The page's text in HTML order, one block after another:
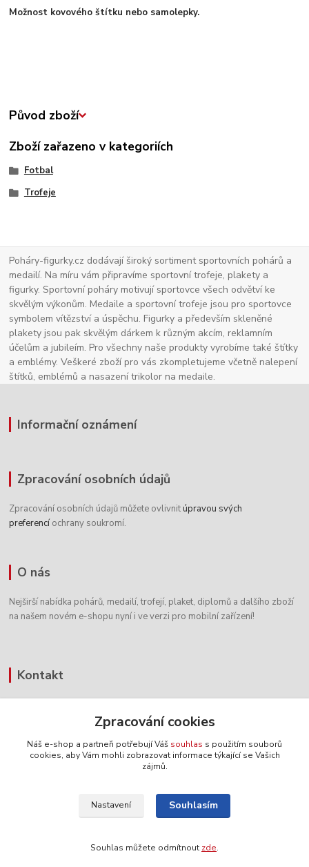
Možnost kovového štítku nebo samolepky.
Původ zboží
Zboží zařazeno v kategoriích
Fotbal
Trofeje
Poháry-figurky.cz dodávají široký sortiment sportovních pohárů a
medailí. Na míru vám připravíme sportovní trofeje, plakety a
figurky. Sportovní poháry motivují sportovce všech odvětví ke
skvělým výkonům. Medaile a sportovní trofeje jsou pro sportovce
symbolem vítězství a úspěchu. Figurky a především skleněné
plakety jsou pak skvělým dárkem k různým akcím, reklamním
účelům a jubileím. Pro všechny naše produkty vyrobíme také štítky
a emblémy. Veškeré zboží pro vás zkompletujeme včetně nalepení
štítků, emblémů a nasazení trikolor na medaile.
Informační oznámení
Zpracování osobních údajů
Zpracování osobních údajů můžete ovlivnit úpravou svých
preferencíochrany soukromí.
O nás
Nejširší nabídka pohárů, medailí, trofejí, plaket, diplomů a dalšího zboží
na našem novém e-shopu nyní i ve verzi pro mobilní zařízení!
Kontakt
info@pohary-figurky.cz
© 2019 Palve s.r.o.
Zpracování cookies
Náš e-shop a partneři potřebují Váš souhlas s použitím souborů
cookies, aby Vám mohli zobrazovat informace týkající se Vašich
zájmů.
Nastavení Souhlasím
Souhlas můžete odmítnout zde.